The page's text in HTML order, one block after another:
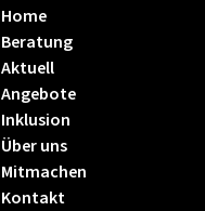
Home
Beratung
Aktuell
Angebote
Inklusion
Über uns
Mitmachen
Kontakt